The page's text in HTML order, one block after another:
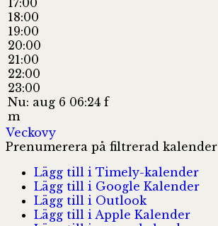
18:00
19:00
20:00
21:00
22:00
23:00
Nu: aug 6 06:24 f
m
Veckovy
Prenumerera på filtrerad kalender
Lägg till i Timely-kalender
Lägg till i Google Kalender
Lägg till i Outlook
Lägg till i Apple Kalender